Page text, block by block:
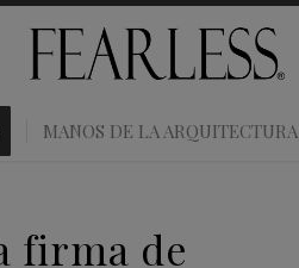
MANOS DE LA ARQUITECTURA
firma de